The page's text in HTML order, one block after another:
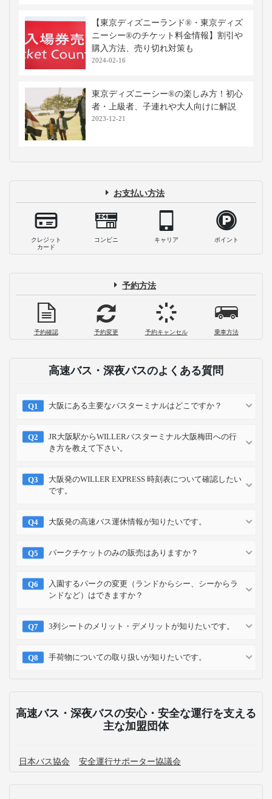
【東京ディズニーランド®・東京ディズ
ニーシー®のチケット料金情報】割引や
購入方法、売り切れ対策も
2024-02-16
東京ディズニーシー®の楽しみ方！初心
者・上級者、子連れや大人向けに解説
2023-12-21
お支払い方法
クレジット
カード
コンビニ キャリア ポイント
予約方法
予約確認 予約変更 予約キャンセル 乗車方法
高速バス・深夜バスのよくある質問
大阪にある主要なバスターミナルはどこですか？
JR大阪駅からWILLERバスターミナル大阪梅田への行
き方を教えて下さい。
大阪発のWILLER EXPRESS 時刻表について確認したい
です。
大阪発の高速バス運休情報が知りたいです。
パークチケットのみの販売はありますか？
入園するパークの変更（ランドからシー、シーからラ
ンドなど）はできますか？
3列シートのメリット・デメリットが知りたいです。
手荷物についての取り扱いが知りたいです。
高速バス・深夜バスの安心・安全な運行を支える
主な加盟団体
日本バス協会 安全運行サポーター協議会